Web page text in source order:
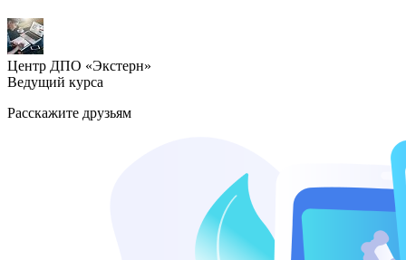
Центр ДПО «Экстерн»
Ведущий курса
Расскажите друзьям